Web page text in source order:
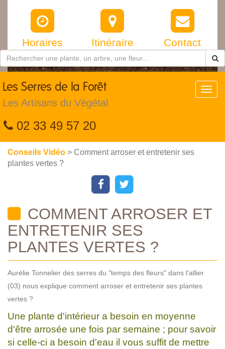
Horaires Itinéraire Contact
Les Serres de la Forêt
Les Artisans du Végétal
02 33 49 57 20
Conseils Vidéo > Comment arroser et entretenir ses
plantes vertes ?
COMMENT ARROSER ET
ENTRETENIR SES
PLANTES VERTES ?
Aurélie Tonnelier des serres du "temps des fleurs" dans l'allier
(03) nous explique comment arroser et entretenir ses plantes
vertes ?
Une plante d'intérieur a besoin en moyenne
d'être arrosée une fois par semaine ; pour savoir
si celle-ci a besoin d'eau il vous suffit de mettre